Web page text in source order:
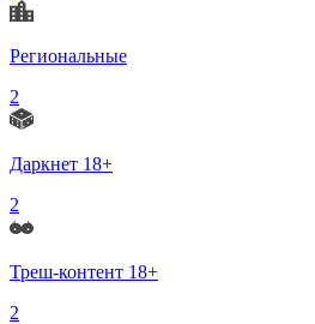
Региональные
2
Даркнет 18+
2
Треш-контент 18+
2